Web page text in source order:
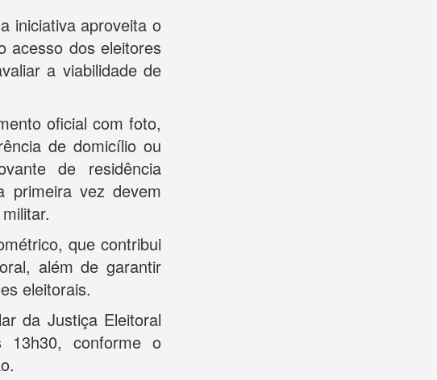
iniciativa aproveita o
acesso dos eleitores
a viabilidade de
oficial com foto,
de domicílio ou
de residência
primeira vez devem
que contribui
além de garantir
eleitorais.
da Justiça Eleitoral
conforme o